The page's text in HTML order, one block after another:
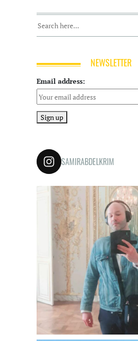
NEWSLETTER
Email address:
SAMIRABDELKRIM